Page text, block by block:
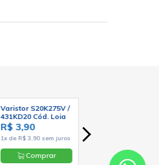
Varistor S20K275V /
431KD20 Cód. Loja
1371
R$ 3,90
1x de R$ 3,90 sem juros
Comprar